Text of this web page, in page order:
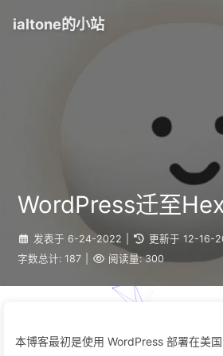
ialtone的小站
WordPress迁至
发表于 6-24-2022 更新于 12-16-
字数总计: 187 阅读量: 300
本博客最初是使用 WordPress 部署在美